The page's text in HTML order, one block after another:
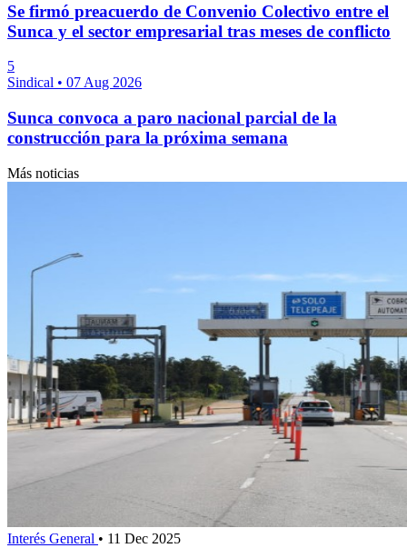
Se firmó preacuerdo de Convenio Colectivo entre el
Sunca y el sector empresarial tras meses de conflicto
5
Sindical • 07 Aug 2026
Sunca convoca a paro nacional parcial de la
construcción para la próxima semana
Más noticias
Interés General • 11 Dec 2025